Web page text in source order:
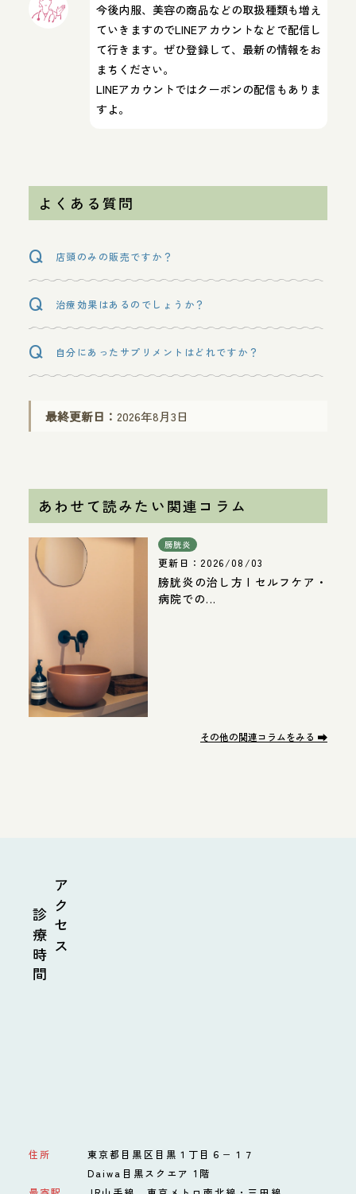
今後内服、美容の商品などの取扱種類も増え
ていきますのでLINEアカウントなどで配信し
て行きます。ぜひ登録して、最新の情報をお
まちください。
LINEアカウントではクーポンの配信もありま
すよ。
よくある質問
店頭のみの販売ですか？
治療効果はあるのでしょうか？
自分にあったサプリメントはどれですか？
最終更新日： 2026年8月3日
あわせて読みたい関連コラム
膀胱炎
更新日： 2026/08/03
膀胱炎の治し方 | セルフケア・
病院での...
その他の関連コラムをみる
アクセス
診療時間
住所
東京都目黒区目黒１丁目６−１７
Daiwa目黒スクエア 1階